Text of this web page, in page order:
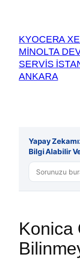
KYOCERA
MİNOLTA
SERVİS
ANKARA
Yapay
Bilgi Alabilir
Konica